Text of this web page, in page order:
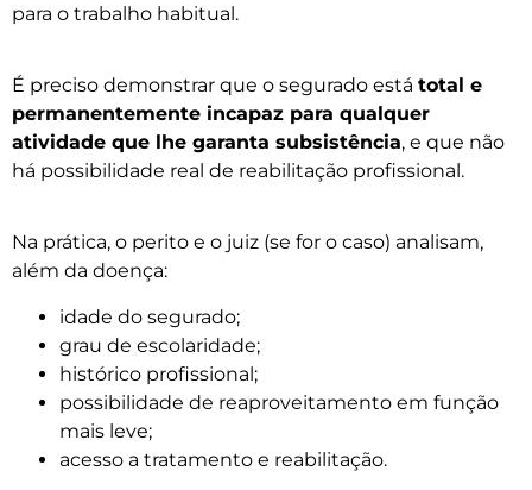
para o trabalho habitual.
É preciso demonstrar que o segurado está total e
permanentemente incapaz para qualquer
atividade que lhe garanta subsistência, e que não
há possibilidade real de reabilitação profissional.
Na prática, o perito e o juiz (se for o caso) analisam,
além da doença:
idade do segurado;
grau de escolaridade;
histórico profissional;
possibilidade de reaproveitamento em função
mais leve;
acesso a tratamento e reabilitação.